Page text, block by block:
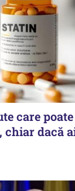
care
chiar dacă